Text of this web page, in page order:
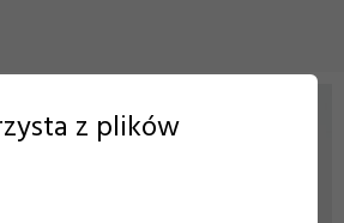
z plików